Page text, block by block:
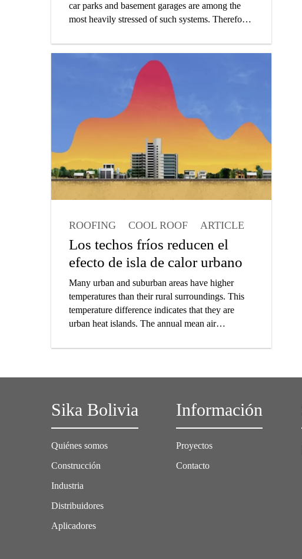
car parks and basement garages are among the
most heavily stressed of such systems. Therefore,
resistant coatings. In this article you will learn
about our Parking Abrasion Test which we have
developed to measure wear resistance of floor
coatings in parking garages.
ROOFING COOL ROOF
ARTICLE
ARCHITECT
Los techos fríos reducen el
efecto de isla de calor urbano
Many urban and suburban areas have higher
temperatures than their rural surroundings. This
temperature difference indicates that they are
urban heat islands. The annual mean air
can easily be 1 to 4°C warmer than in the rural
difference can measure even 12°C or more. The
modification of the land surface in cities. Natural
vegetation is replaced by the built environment.
Most surfaces of new structures are characterized
by low solar reflectance and high impermeability.
thermal energy and release it as heat.
Sika Bolivia
Quiénes somos
Construcción
Industria
Distribuidores
Aplicadores
Información
Proyectos
Contacto